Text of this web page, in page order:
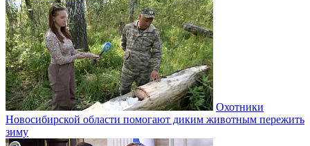
Охотники
Новосибирской области помогают диким животным пережить
зиму